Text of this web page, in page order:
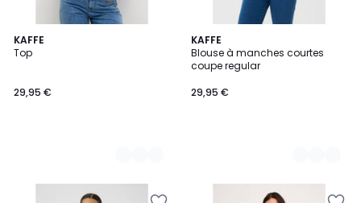
KAFFE
Top
29,95 €
8
Couleurs
KAFFE
Blouse à manches courtes
coupe regular
29,95 €
3
Couleurs